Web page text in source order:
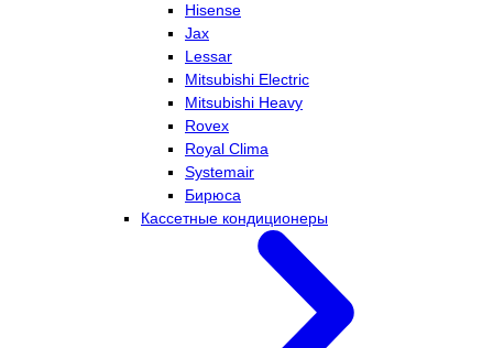
Hisense
Jax
Lessar
Mitsubishi Electric
Mitsubishi Heavy
Rovex
Royal Clima
Systemair
Бирюса
Кассетные кондиционеры